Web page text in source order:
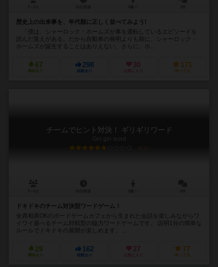
歴史上の出来事を、年代順に正しく並べてみよう!
「僕は、シャーロック・ホームズが車を運転しているエピソードを
読んだ覚えがある。だから自動車の発明よりも前に、シャーロック・
ホームズが誕生することはありえない。さらに、ホ...
67
興味あり
298
経験あり
30
お気に入り
171
持ってる
チームでヒント対決！ ギリギリワード
Giri giri word
6.0
ドキドキのチーム対決型ワードゲーム！
全席相席OKのボードゲームカフェから生まれた会話を楽しみながらワ
イワイ遊べるチーム対戦型の協力ワードゲームです。 説明1分の簡単な
ルールでドキドキの展開が楽しめます。 ...
29
興味あり
162
経験あり
27
お気に入り
77
持ってる